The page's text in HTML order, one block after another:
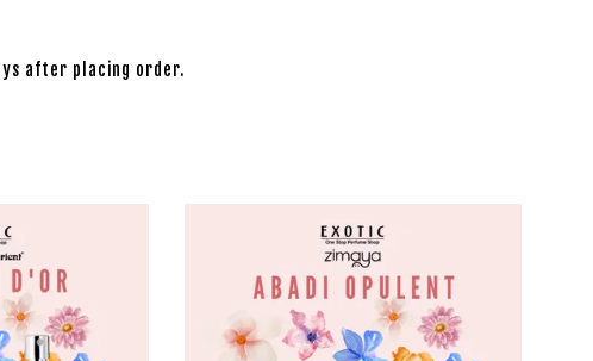
after placing order.